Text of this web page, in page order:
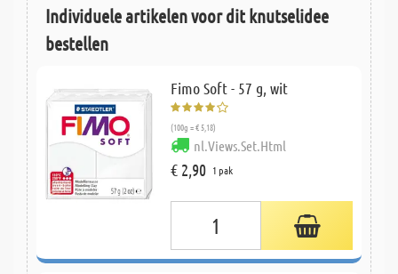
Individuele artikelen voor dit knutselidee
bestellen
Fimo Soft - 57 g, wit
(100g = € 5,18)
nl.Views.Set.Html
€ 2,90 1 pak